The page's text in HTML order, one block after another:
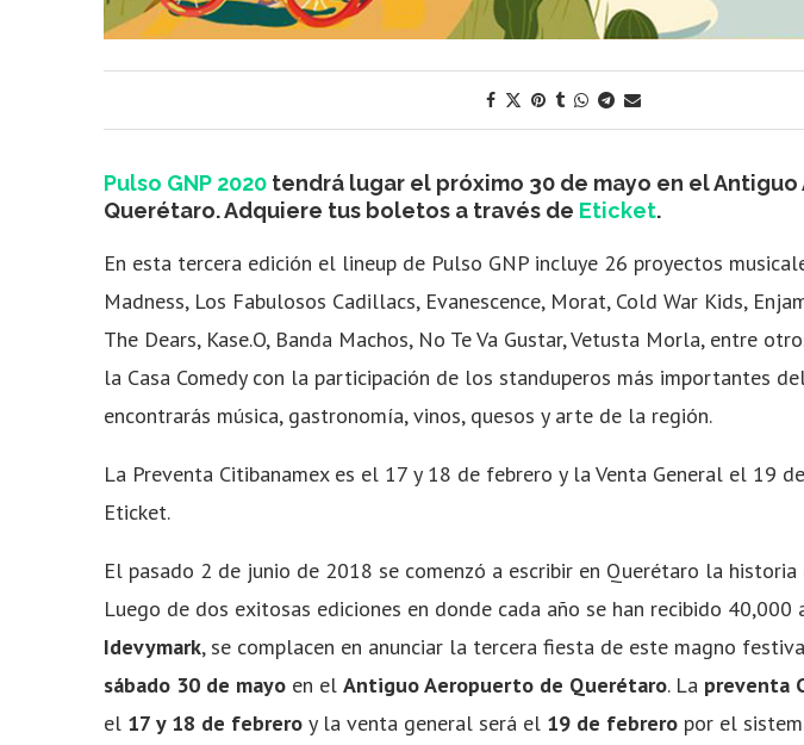
Pulso GNP 2020 tendrá lugar el próximo 30 de mayo en el
Querétaro. Adquiere tus boletos a través de Eticket.
En esta tercera edición el lineup de Pulso GNP incluye 26 proyectos
Madness, Los Fabulosos Cadillacs, Evanescence, Morat, Cold War Kids,
The Dears, Kase.O, Banda Machos, No Te Va Gustar, Vetusta Morla, entre
la Casa Comedy con la participación de los standuperos más importantes
encontrarás música, gastronomía, vinos, quesos y arte de la región.
La Preventa Citibanamex es el 17 y 18 de febrero y laVenta General el 19
Eticket.
El pasado 2 de junio de 2018 se comenzó a escribir en Querétaro la
Luego de dos exitosas ediciones en donde cada año se han recibido 40,000
Idevymark, se complacen en anunciar la tercera fiesta de este magno
sábado 30 de mayo en el Antiguo Aeropuerto de Querétaro. La preventa
el 17 y 18 de febrero y la venta general será el 19 de febrero por el